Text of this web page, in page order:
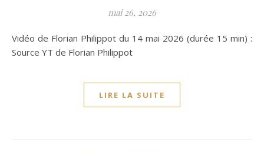
mai 26, 2026
Vidéo de Florian Philippot du 14 mai 2026 (durée 15 min) :
Source YT de Florian Philippot
LIRE LA SUITE